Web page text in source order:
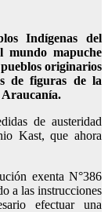
Indígenas del
mundo mapuche
originarios
de figuras de la
Araucanía.
de austeridad
Kast, que ahora
exenta N°386
a las instrucciones
efectuar una